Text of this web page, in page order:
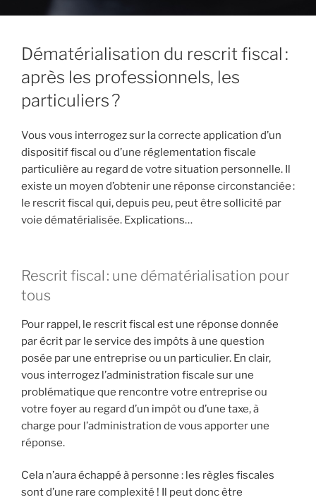
Dématérialisation du rescrit fiscal :
après les professionnels, les
particuliers ?
Vous vous interrogez sur la correcte application d’un
dispositif fiscal ou d’une réglementation fiscale
particulière au regard de votre situation personnelle. Il
existe un moyen d’obtenir une réponse circonstanciée :
le rescrit fiscal qui, depuis peu, peut être sollicité par
voie dématérialisée. Explications…
Rescrit fiscal : une dématérialisation pour
tous
Pour rappel, le rescrit fiscal est une réponse donnée
par écrit par le service des impôts à une question
posée par une entreprise ou un particulier. En clair,
vous interrogez l’administration fiscale sur une
problématique que rencontre votre entreprise ou
votre foyer au regard d’un impôt ou d’une taxe, à
charge pour l’administration de vous apporter une
réponse.
Cela n’aura échappé à personne : les règles fiscales
sont d’une rare complexité ! Il peut donc être